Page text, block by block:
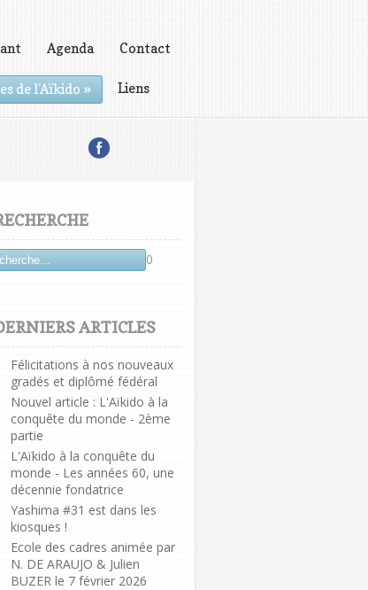
Agenda Contact
de l'Aïkido » Liens
0
ARTICLES
Félicitations à nos nouveaux
gradés et diplômé fédéral
Nouvel article : L'Aïkido à la
conquête du monde - 2ème
partie
L'Aïkido à la conquête du
monde - Les années 60, une
décennie fondatrice
Yashima #31 est dans les
kiosques !
Ecole des cadres animée par
N. DE ARAUJO & Julien
BUZER le 7 février 2026